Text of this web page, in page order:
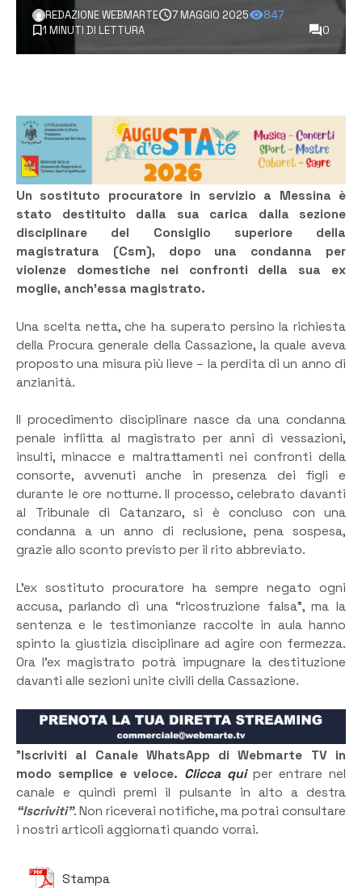
REDAZIONE WEBMARTE 7 MAGGIO 2025
847
1 MINUTI DI LETTURA
0
Un sostituto procuratore in servizio a Messina è
stato destituito dalla sua carica dalla sezione
disciplinare del Consiglio superiore della
magistratura (Csm), dopo una condanna per
violenze domestiche nei confronti della sua ex
moglie, anch’essa magistrato.
Una scelta netta, che ha superato persino la richiesta
della Procura generale della Cassazione, la quale aveva
proposto una misura più lieve – la perdita di un anno di
anzianità.
Il procedimento disciplinare nasce da una condanna
penale inflitta al magistrato per anni di vessazioni,
insulti, minacce e maltrattamenti nei confronti della
consorte, avvenuti anche in presenza dei figli e
durante le ore notturne. Il processo, celebrato davanti
al Tribunale di Catanzaro, si è concluso con una
condanna a un anno di reclusione, pena sospesa,
grazie allo sconto previsto per il rito abbreviato.
L’ex sostituto procuratore ha sempre negato ogni
accusa, parlando di una “ricostruzione falsa”, ma la
sentenza e le testimonianze raccolte in aula hanno
spinto la giustizia disciplinare ad agire con fermezza.
Ora l’ex magistrato potrà impugnare la destituzione
davanti alle sezioni unite civili della Cassazione.
”Iscriviti al Canale WhatsApp di Webmarte TV in
modo semplice e veloce. Clicca quiper entrare nel
canale e quindi premi il pulsante in alto a destra
“Iscriviti”. Non riceverai notifiche, ma potrai consultare
i nostri articoli aggiornati quando vorrai.
Stampa